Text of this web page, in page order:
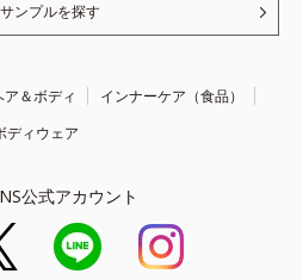
ンプルを探す
ア＆ボディ
インナーケア（食品）
ディウェア
公式アカウント